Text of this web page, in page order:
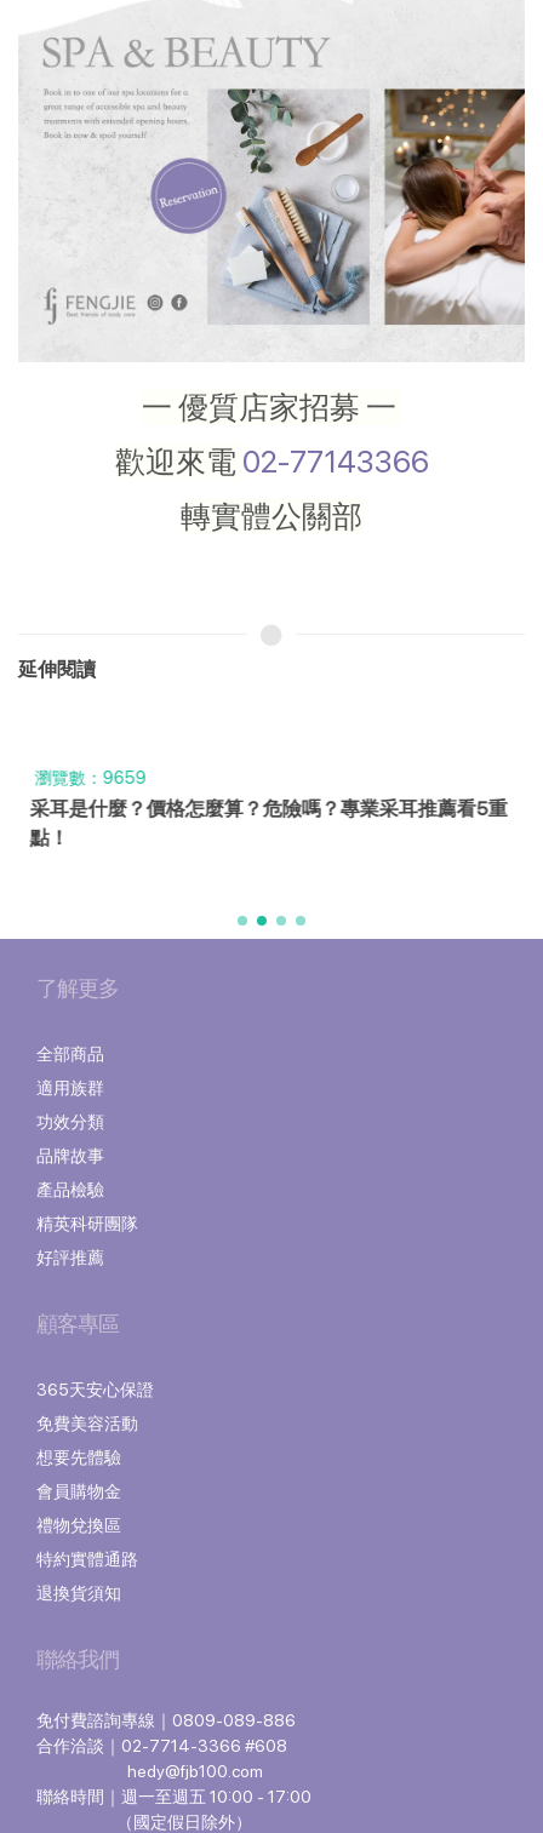
一 優質店家招募 一
歡迎來電 02-77143366
轉實體公關部
延伸閱讀
瀏覽數：9659
采耳是什麼？價格怎麼算？危險嗎？專業采耳推薦看5重
點！
了解更多
全部商品
適用族群
功效分類
品牌故事
產品檢驗
精英科研團隊
好評推薦
顧客專區
365天安心保證
免費美容活動
想要先體驗
會員購物金
禮物兌換區
特約實體通路
退換貨須知
聯絡我們
免付費諮詢專線｜0809-089-886
合作洽談｜02-7714-3366 #608
hedy@fjb100.com
聯絡時間｜週一至週五 10:00 - 17:00
（國定假日除外）